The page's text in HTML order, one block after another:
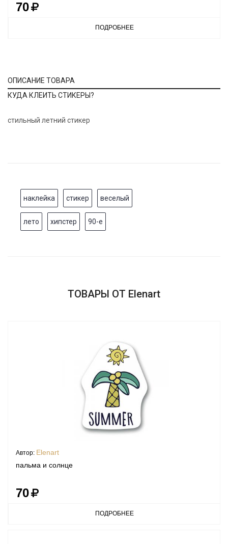
70
ПОДРОБНЕЕ
ОПИСАНИЕ ТОВАРА
КУДА КЛЕИТЬ СТИКЕРЫ?
стильный летний стикер
наклейка стикер веселый
лето хипстер 90-е
ТОВАРЫ ОТ Elenart
Автор: Elenart
пальма и солнце
70
ПОДРОБНЕЕ